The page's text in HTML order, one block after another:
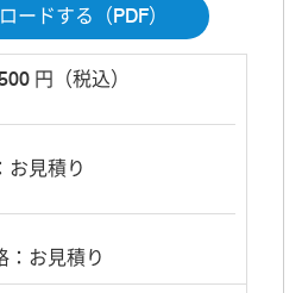
ードする（PDF）
円（税込）
見積り
お見積り